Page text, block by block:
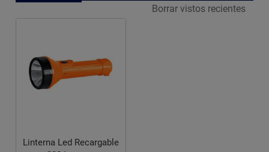
Borrar vistos recientes
Linterna Led Recargable